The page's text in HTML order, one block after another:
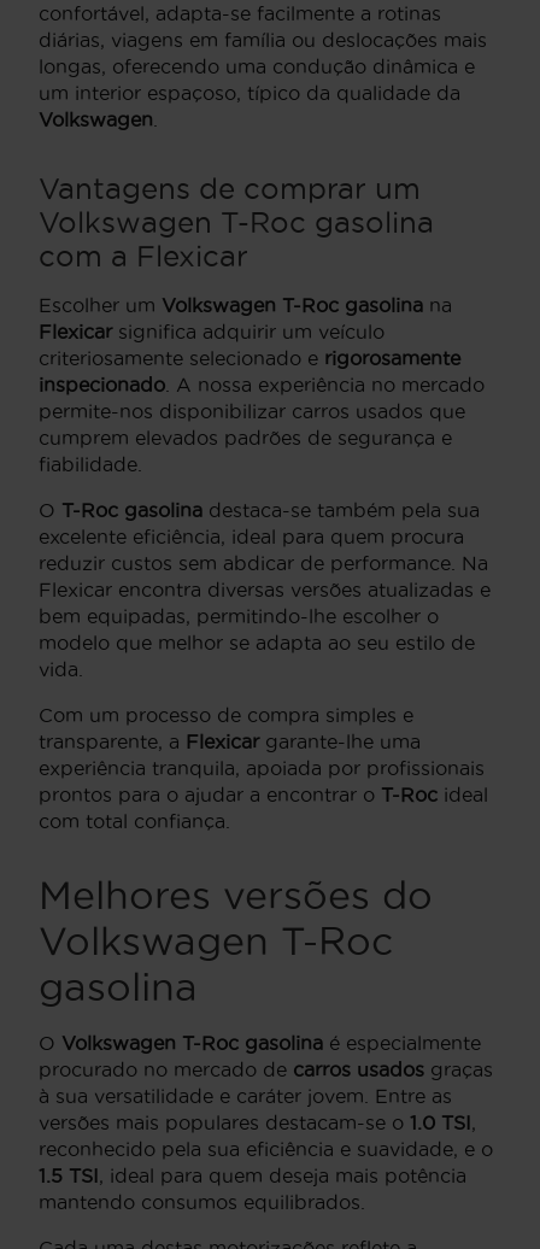
confortável, adapta-se facilmente a rotinas
diárias, viagens em família ou deslocações mais
longas, oferecendo uma condução dinâmica e
um interior espaçoso, típico da qualidade da
Volkswagen
Vantagens de comprar um
Volkswagen T-Roc gasolina
com a Flexicar
Escolher um Volkswagen T-Roc gasolina na
Flexicarsignifica adquirir um veículo
criteriosamente selecionado e rigorosamente
inspecionado . A nossa experiência no mercado
permite-nos disponibilizar carros usados que
cumprem elevados padrões de segurança e
fiabilidade.
O T-Roc gasolina destaca-se também pela sua
excelente eficiência, ideal para quem procura
reduzir custos sem abdicar de performance. Na
Flexicar encontra diversas versões atualizadas e
bem equipadas, permitindo-lhe escolher o
modelo que melhor se adapta ao seu estilo de
vida.
Com um processo de compra simples e
transparente, a Flexicargarante-lhe uma
experiência tranquila, apoiada por profissionais
prontos para o ajudar a encontrar o T-Roc ideal
com total confiança.
Melhores versões do
Volkswagen T-Roc
gasolina
O Volkswagen T-Roc gasolina é especialmente
procurado no mercado de carros usados graças
à sua versatilidade e caráter jovem. Entre as
versões mais populares destacam-se o 1.0 TSI,
reconhecido pela sua eficiência e suavidade, e o
1.5 TSI, ideal para quem deseja mais potência
mantendo consumos equilibrados.